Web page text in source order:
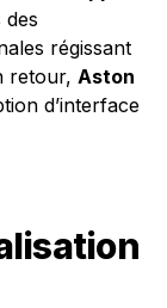
des
régissant
retour, Aston
d’interface